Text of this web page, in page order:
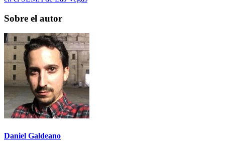
Sobre el autor
Daniel Galdeano